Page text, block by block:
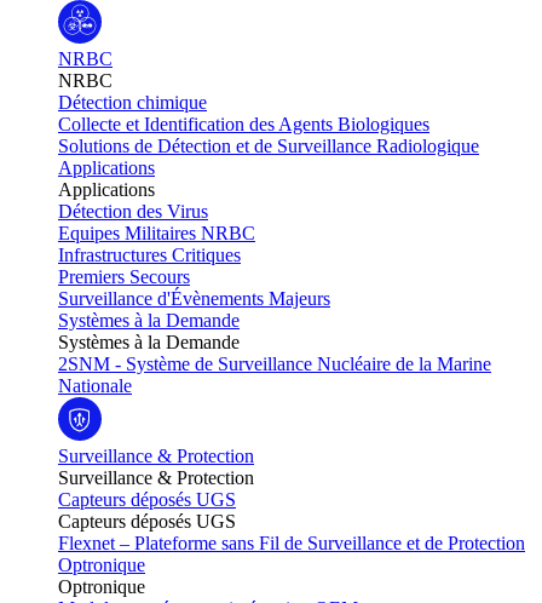
NRBC
NRBC
Détection chimique
Collecte et Identification des Agents Biologiques
Solutions de Détection et de Surveillance Radiologique
Applications
Applications
Détection des Virus
Equipes Militaires NRBC
Infrastructures Critiques
Premiers Secours
Surveillance d'Évènements Majeurs
Systèmes à la Demande
Systèmes à la Demande
2SNM - Système de Surveillance Nucléaire de la Marine
Nationale
Surveillance & Protection
Surveillance & Protection
Capteurs déposés UGS
Capteurs déposés UGS
Flexnet – Plateforme sans Fil de Surveillance et de Protection
Optronique
Optronique